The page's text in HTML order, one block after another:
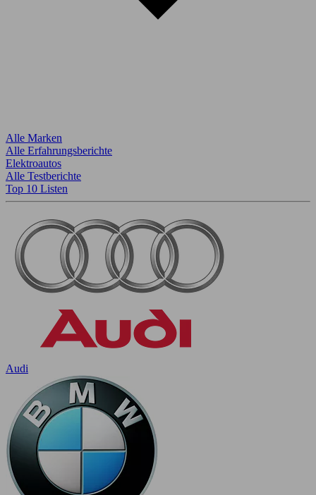
Alle Marken
Alle Erfahrungsberichte
Elektroautos
Alle Testberichte
Top 10 Listen
Audi